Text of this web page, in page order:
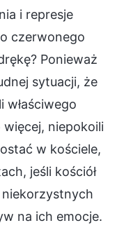
i represje
czerwonego
Ponieważ
sytuacji, że
właściwego
niepokoili
w kościele,
jeśli kościół
niekorzystnych
na ich emocje.